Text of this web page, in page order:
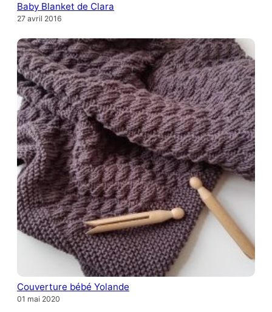
Baby Blanket de Clara
27 avril 2016
Couverture bébé Yolande
01 mai 2020